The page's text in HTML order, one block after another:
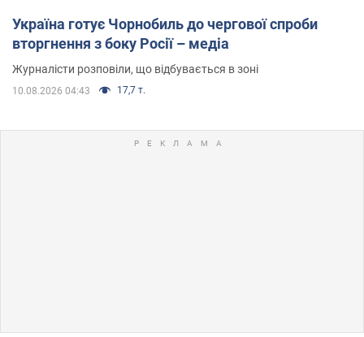
Україна готує Чорнобиль до чергової спроби
вторгнення з боку Росії – медіа
Журналісти розповіли, що відбувається в зоні
10.08.2026 04:43 17,7 т.